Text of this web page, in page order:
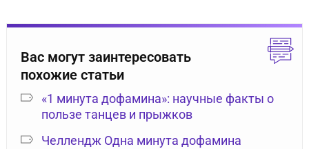
Вас могут заинтересовать
похожие статьи
«1 минута дофамина»: научные факты о
пользе танцев и прыжков
Челлендж Одна минута дофамина